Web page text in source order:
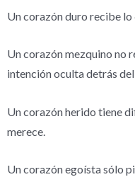
Un corazón duro recibe lo
Un corazón mezquino no
intención oculta detrás
Un corazón herido tiene
merece.
Un corazón egoísta sólo